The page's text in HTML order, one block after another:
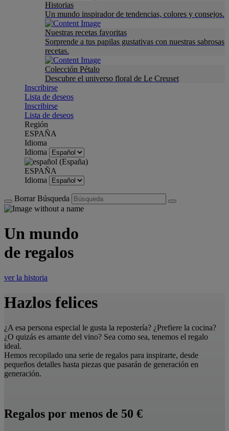
Historias
Un mundo inspirador de tendencias, colores y consejos.
Nuestras recetas favoritas
Sorprende a tus papilas gustativas con nuestras sabrosas
recetas.
Colección Pétalo
Descubre el universo floral de Le Creuset
Inscribirse
Lista de deseos
Inscribirse
Lista de deseos
Región
ESPAÑA
Idioma
Idioma
ESPAÑA
Idioma
Borrar Búsqueda
Un mundo
de regalos
ver la historia
Hazlos felices
¿A esa persona especial le gusta la repostería? ¿Prefiere la cocina?
¿O quizás es amante del vino? Sea como sea, tenemos el regalo
ideal.
Hemos recopilado una serie de regalos para inspirarte, desde
pequeños detalles hasta piezas que pasarán de generación en
generación.
Regalos por menos de 50 €